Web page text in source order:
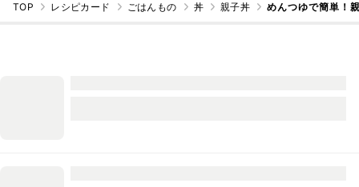
TOP レシピカード ごはんもの 丼 親子丼 めんつゆで簡単！